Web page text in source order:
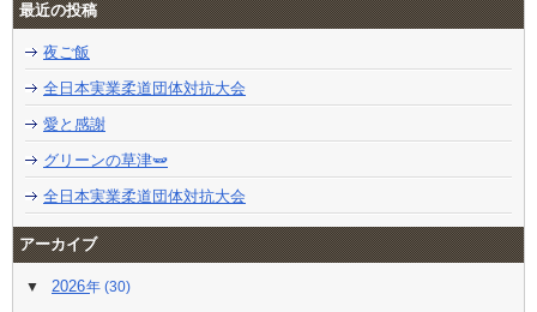
最近の投稿
夜ご飯
全日本実業柔道団体対抗大会
愛と感謝
グリーンの草津🫛
全日本実業柔道団体対抗大会
アーカイブ
2026 (30)